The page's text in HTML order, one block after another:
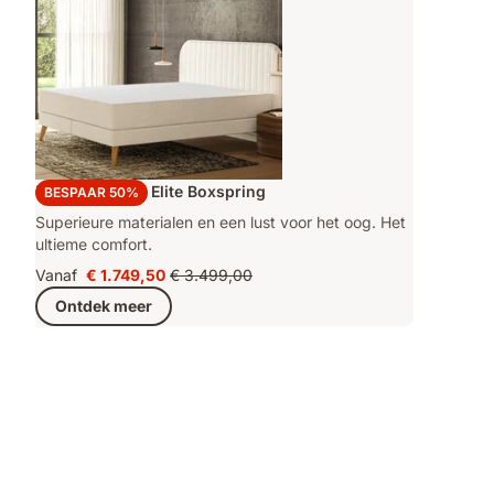
BESPAAR 50%
Emma Original Elite Boxspring
Superieure materialen en een lust voor het oog. Het
ultieme comfort.
Vanaf Prijs
€ 1.749,50
€ 1.749,50 Oorspronkelijke
prijs
€ 3.499,00
Ontdek meer